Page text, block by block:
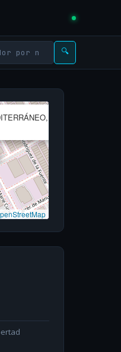
🔍
S.L.